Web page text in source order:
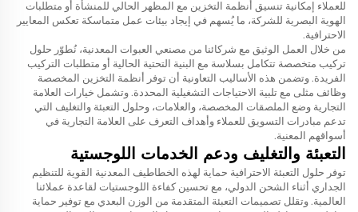
للعملاء إمكانية تنسيق أنظمة التخزين مع المظهر الحالي للمنشأة أو متطلبات
الهوية البصرية للشركة، ما يُسهم في إيجاد بيئات عمل متماسكة تعكس المعايير
الاحترافية.
من خلال العمل الوثيق مع شركائنا من مصنعي العبوات المعدنية، نُطوّر حلول
تركيب متخصصة تتكامل بسلاسة مع البنية التحتية الحالية أو متطلبات التركيب
الفريدة. وتضمن هذه الأساليب التعاونية أن توفر أنظمة التخزين المخصصة
وظائف مثلى مع تلبية الاحتياجات التشغيلية المحددة. وتشمل خيارات العلامة
التجارية وضع الملصقات المخصصة، والعلامات، وحلول التعبئة والتغليف التي
تدعم مبادرات التسويق للعملاء وأهداف التعرف على العلامة التجارية في
أسواقهم المعنية.
التعبئة والتغليف ودعم الخدمات اللوجستية
توفر حلول التعبئة الاحترافية حماية لهذه الخطاطيف المعدنية القوية للتنظيم
الجداري أثناء الشحن الدولي، مع تحسين كفاءة اللوجستيات لقاعدة عملائنا
العالمية. وتقلل تصميمات التعبئة المتقدمة من الوزن البعدي مع توفير حماية